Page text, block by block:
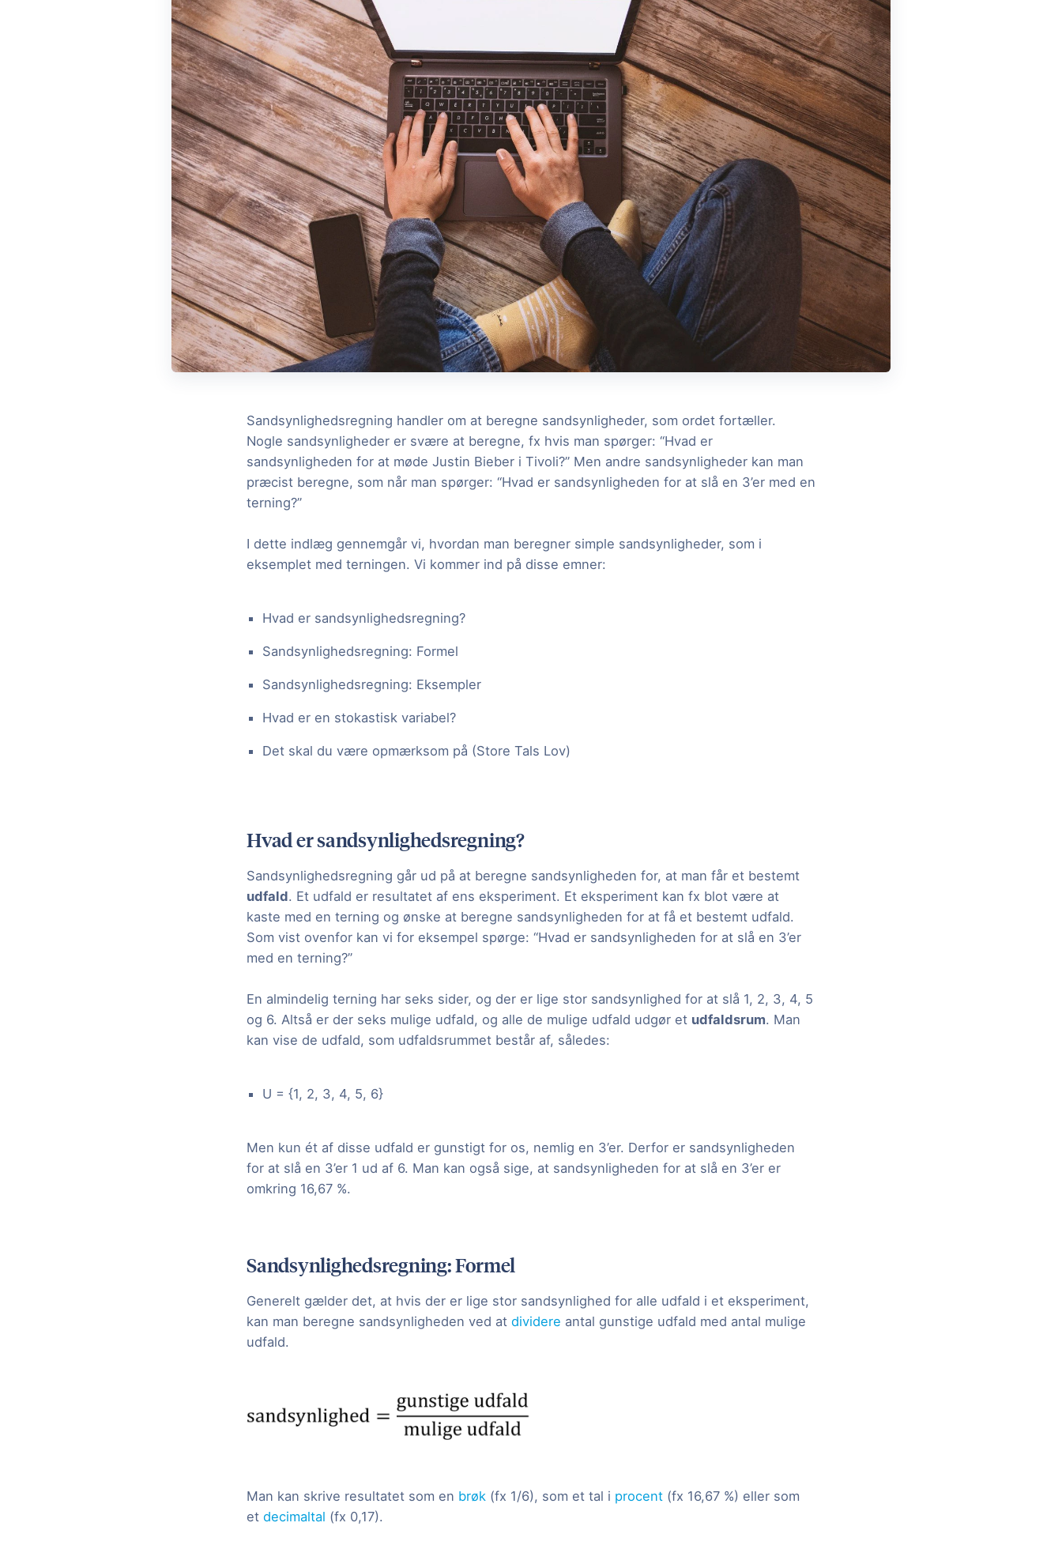
Sandsynlighedsregning handler om at beregne sandsynligheder, som ordet fortæller.
Nogle sandsynligheder er svære at beregne, fx hvis man spørger: “Hvad er
sandsynligheden for at møde Justin Bieber i Tivoli?” Men andre sandsynligheder kan man
præcist beregne, som når man spørger: “Hvad er sandsynligheden for at slå en 3’er med en
terning?”
I dette indlæg gennemgår vi, hvordan man beregner simple sandsynligheder, som i
eksemplet med terningen. Vi kommer ind på disse emner:
Hvad er sandsynlighedsregning?
Sandsynlighedsregning: Formel
Sandsynlighedsregning: Eksempler
Hvad er en stokastisk variabel?
Det skal du være opmærksom på (Store Tals Lov)
Hvad er sandsynlighedsregning?
Sandsynlighedsregning går ud på at beregne sandsynligheden for, at man får et bestemt
udfald. Et udfald er resultatet af ens eksperiment. Et eksperiment kan fx blot være at
kaste med en terning og ønske at beregne sandsynligheden for at få et bestemt udfald.
Som vist ovenfor kan vi for eksempel spørge: “Hvad er sandsynligheden for at slå en 3’er
med en terning?”
En almindelig terning har seks sider, og der er lige stor sandsynlighed for at slå 1, 2, 3, 4, 5
og 6. Altså er der seks mulige udfald, og alle de mulige udfald udgør et udfaldsrum. Man
kan vise de udfald, som udfaldsrummet består af, således:
U = {1, 2, 3, 4, 5, 6}
Men kun ét af disse udfald er gunstigt for os, nemlig en 3’er. Derfor er sandsynligheden
for at slå en 3’er 1 ud af 6. Man kan også sige, at sandsynligheden for at slå en 3’er er
omkring 16,67 %.
Sandsynlighedsregning: Formel
Generelt gælder det, at hvis der er lige stor sandsynlighed for alle udfald i et eksperiment,
kan man beregne sandsynligheden ved at dividere antal gunstige udfald med antal mulige
udfald.
Man kan skrive resultatet som en brøk (fx 1/6), som et tal i procent (fx 16,67 %) eller som
et decimaltal (fx 0,17).